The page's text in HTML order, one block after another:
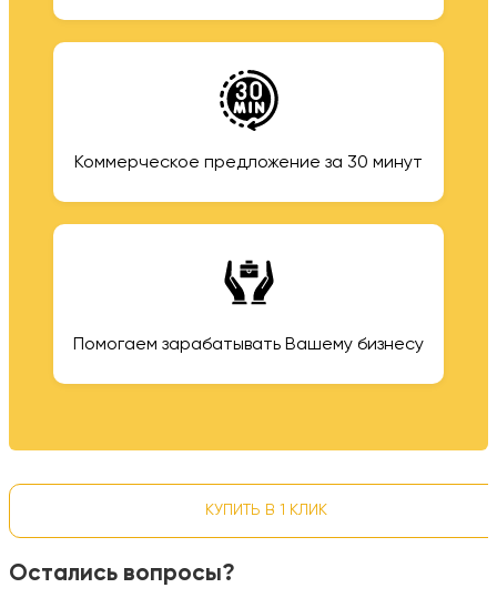
Коммерческое предложение за 30 минут
Помогаем зарабатывать Вашему бизнесу
КУПИТЬ В 1 КЛИК
Остались вопросы?